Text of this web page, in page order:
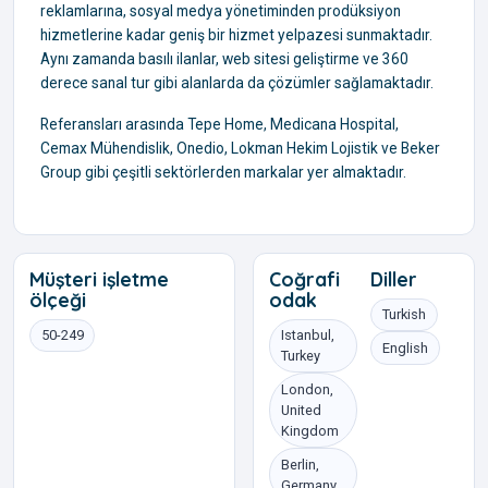
reklamlarına, sosyal medya yönetiminden prodüksiyon
hizmetlerine kadar geniş bir hizmet yelpazesi sunmaktadır.
Aynı zamanda basılı ilanlar, web sitesi geliştirme ve 360
derece sanal tur gibi alanlarda da çözümler sağlamaktadır.
Referansları arasında Tepe Home, Medicana Hospital,
Cemax Mühendislik, Onedio, Lokman Hekim Lojistik ve Beker
Group gibi çeşitli sektörlerden markalar yer almaktadır.
Müşteri işletme
ölçeği
50-249
Coğrafi
odak
Istanbul,
Turkey
London,
United
Kingdom
Berlin,
Diller
Turkish
English